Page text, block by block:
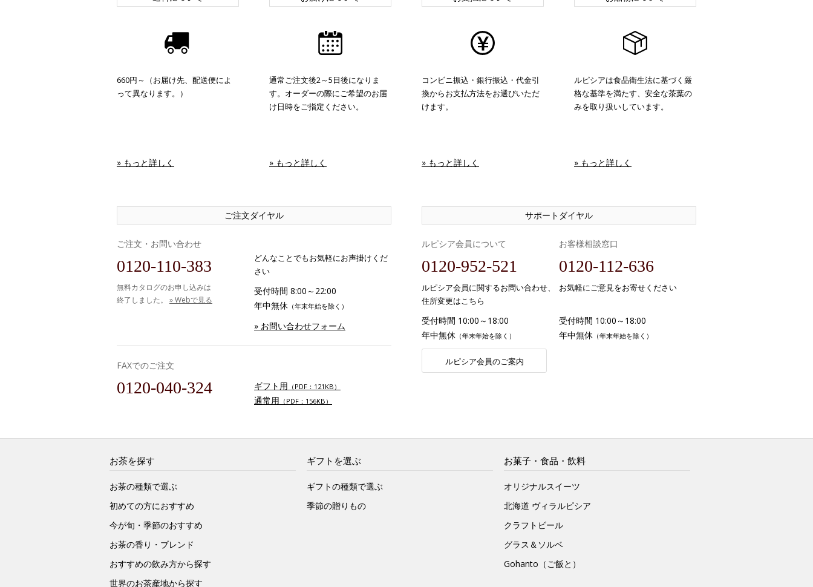
660円～（お届け先、配送便によ
って異なります。）
» もっと詳しく
通常ご注文後2～5日後になりま
す。オーダーの際にご希望のお届
け日時をご指定ください。
» もっと詳しく
コンビニ振込・銀行振込・代金引
換からお支払方法をお選びいただ
けます。
» もっと詳しく
ルピシアは食品衛生法に基づく厳
格な基準を満たす、安全な茶葉の
みを取り扱いしています。
» もっと詳しく
ご注文ダイヤル
ご注文・お問い合わせ
0120-110-383
無料カタログのお申し込みは
終了しました。 » Webで見る
どんなことでもお気軽にお声掛けくだ
さい
受付時間 8:00～22:00
年中無休 （年末年始を除く）
» お問い合わせフォーム
FAXでのご注文
0120-040-324 ギフト用 （PDF：121KB）
通常用 （PDF：156KB）
サポートダイヤル
ルピシア会員について
0120-952-521
ルピシア会員に関するお問い合わせ、
住所変更はこちら
受付時間 10:00～18:00
年中無休 （年末年始を除く）
ルピシア会員のご案内
お客様相談窓口
0120-112-636
お気軽にご意見をお寄せください
受付時間 10:00～18:00
年中無休 （年末年始を除く）
お茶を探す
お茶の種類で選ぶ
初めての方におすすめ
今が旬・季節のおすすめ
お茶の香り・ブレンド
おすすめの飲み方から探す
世界のお茶産地から探す
ギフトを選ぶ
ギフトの種類で選ぶ
季節の贈りもの
お菓子・食品・飲料
オリジナルスイーツ
北海道 ヴィラルピシア
クラフトビール
グラス＆ソルベ
Gohanto（ご飯と）